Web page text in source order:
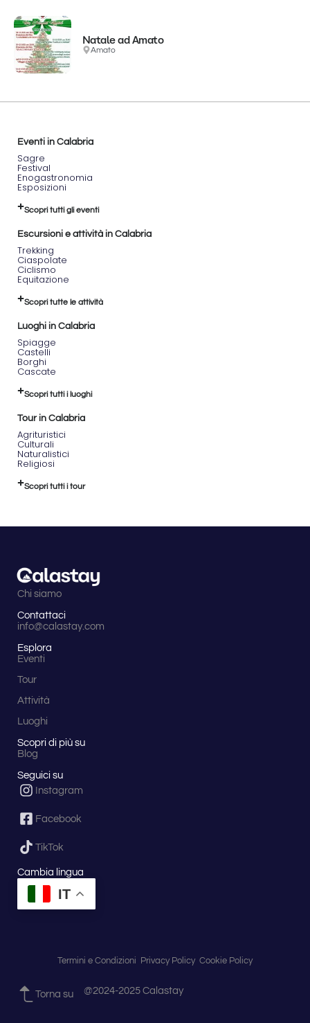
Natale ad Amato
Amato
Eventi in Calabria
Sagre
Festival
Enogastronomia
Esposizioni
Scopri tutti gli eventi
Escursioni e attività in Calabria
Trekking
Ciaspolate
Ciclismo
Equitazione
Scopri tutte le attività
Luoghi in Calabria
Spiagge
Castelli
Borghi
Cascate
Scopri tutti i luoghi
Tour in Calabria
Agrituristici
Culturali
Naturalistici
Religiosi
Scopri tutti i tour
Chi siamo
Contattaci
info@calastay.com
Esplora
Eventi
Tour
Attività
Luoghi
Scopri di più su
Blog
Seguici su
Instagram
Facebook
TikTok
Cambia lingua
IT
Termini e Condizioni Privacy Policy Cookie Policy
Torna su @2024-2025 Calastay